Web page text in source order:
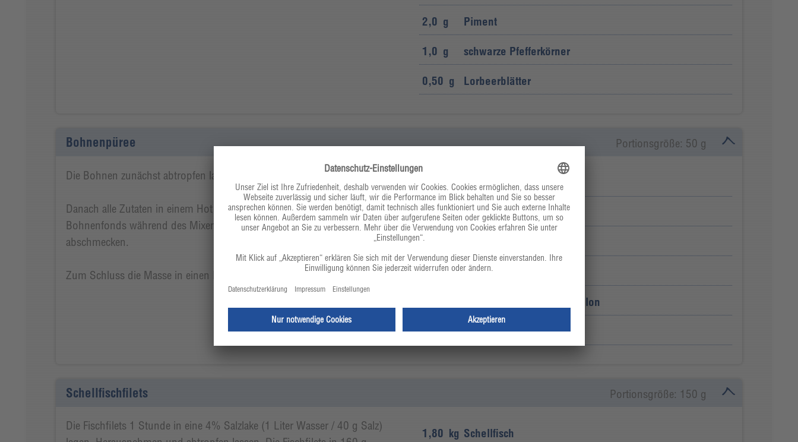
2,0 g Piment
1,0 g schwarze Pfefferkörner
0,50 g Lorbeerblätter
Bohnenpüree Portionsgröße: 50 g
500 g weiße Riesenbohnen
25,0 g Nussbutter
10,0
5,0 ml Zitrusöl
konzentrierte Hühnerbouillon
2,0 g Meersalz
Die Bohnen zunächst abtropfen lassen und den Fond auffangen.
Danach alle Zutaten in einem Hot Mixer fein mixen und dabei ca. 1/4 des
Bohnenfonds während des Mixens zum Püree geben. Anschließend
abschmecken.
Zum Schluss die Masse in einen Dressierbeutel füllen und warm stellen.
Schellfischfilets Portionsgröße: 150 g
1,80 kg Schellfisch
Die Fischfilets 1 Stunde in eine 4% Salzlake (1 Liter Wasser / 40 g Salz)